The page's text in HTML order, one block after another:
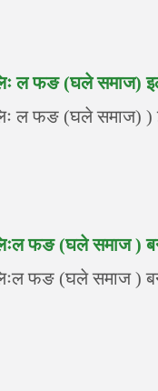
ल फङ (घले समाज)
ल फङ (घले समाज) )
फङ (घले समाज )
फङ (घले समाज )